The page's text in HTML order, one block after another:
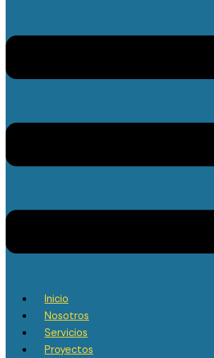
Inicio
Nosotros
Servicios
Proyectos